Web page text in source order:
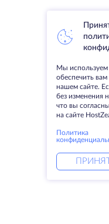
Мы
обеспечить
нашем сайте.
без изменения
что вы
на сайте
Политика